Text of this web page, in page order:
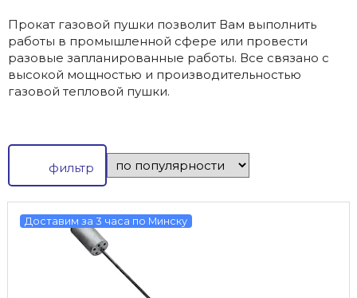
Прокат газовой пушки позволит Вам выполнить
работы в промышленной сфере или провести
разовые запланированные работы. Все связано с
высокой мощностью и производительностью
газовой тепловой пушки.
фильтр
Доставим за 3 часа по Минску